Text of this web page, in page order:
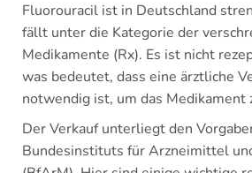
Fluorouracil ist in Deutschland
fällt unter die Kategorie der
Medikamente (Rx). Es ist nicht
was bedeutet, dass eine ärztliche
notwendig ist, um das Medikament
Der Verkauf unterliegt den
Bundesinstituts für Arzneimittel